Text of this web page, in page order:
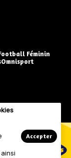
Féminin
Omnisport
Accepter